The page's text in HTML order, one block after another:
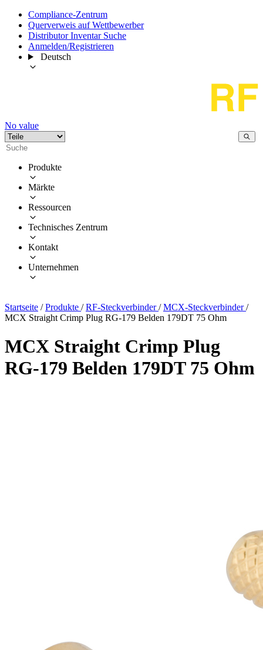
Compliance-Zentrum
Querverweis auf Wettbewerber
Distributor Inventar Suche
Anmelden/Registrieren
Deutsch
No value
Produkte
Märkte
Ressourcen
Technisches Zentrum
Kontakt
Unternehmen
Startseite / Produkte / RF-Steckverbinder/ MCX-Steckverbinder/
MCX Straight Crimp Plug RG-179 Belden 179DT 75 Ohm
MCX Straight Crimp Plug
RG-179 Belden 179DT 75 Ohm